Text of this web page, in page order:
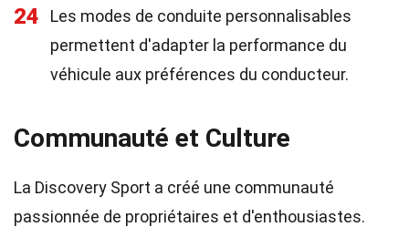
24
Les modes de conduite personnalisables
permettent d'adapter la performance du
véhicule aux préférences du conducteur.
Communauté et Culture
La Discovery Sport a créé une communauté
passionnée de propriétaires et d'enthousiastes.